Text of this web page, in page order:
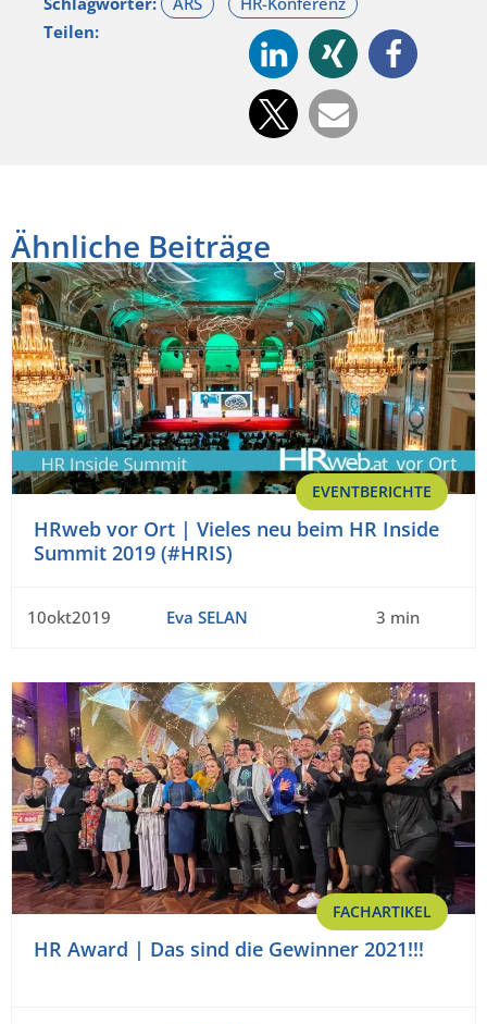
Teilen:
Ähnliche Beiträge
EVENTBERICHTE
HRweb vor Ort | Vieles neu beim HR Inside
Summit 2019 (#HRIS)
10okt2019 Eva SELAN 3 min
FACHARTIKEL
HR Award | Das sind die Gewinner 2021!!!